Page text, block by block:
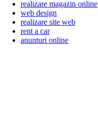
realizare magazin online
web design
realizare site web
rent a car
anunturi online